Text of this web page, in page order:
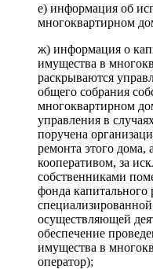
е) информация об
многоквартирном
ж) информация о
имущества в
раскрываются
общего собрания
многоквартирном
управления в
поручена
ремонта этого дома,
кооперативом, за
собственниками
фонда капитального
осуществляющей
обеспечение
имущества в
оператор);